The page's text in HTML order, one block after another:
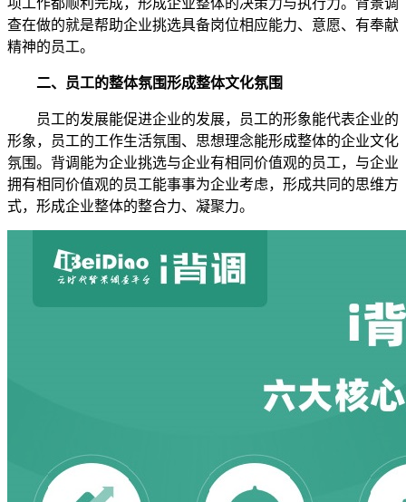
查在做的就是帮助企业挑选具备岗位相应能力、意愿、有奉献
精神的员工。
二、员工的整体氛围形成整体文化氛围
员工的发展能促进企业的发展，员工的形象能代表企业的
形象，员工的工作生活氛围、思想理念能形成整体的企业文化
氛围。背调能为企业挑选与企业有相同价值观的员工，与企业
拥有相同价值观的员工能事事为企业考虑，形成共同的思维方
式，形成企业整体的整合力、凝聚力。